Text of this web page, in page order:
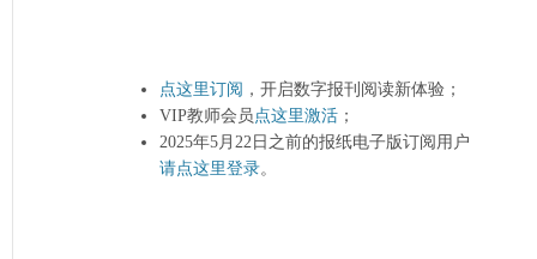
点这里订阅 ，开启数字报刊阅读新体验；
VIP教师会员点这里激活 ；
2025年5月22日之前的报纸电子版订阅用户
请点这里登录。